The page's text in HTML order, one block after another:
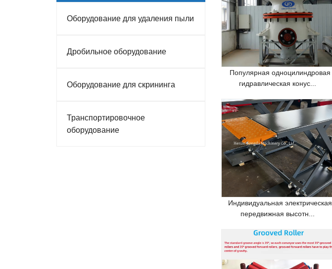
Оборудование для удаления пыли
Дробильное оборудование
Оборудование для скрининга
Транспортировочное
оборудование
Популярная одноцилиндровая
гидравлическая конус...
Индивидуальная электрическая
передвижная высотн...